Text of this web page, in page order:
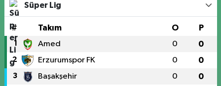
Süper Lig
# Takım O P
1 Amed 0 0
2 Erzurumspor FK 0 0
3 Başakşehir 0 0